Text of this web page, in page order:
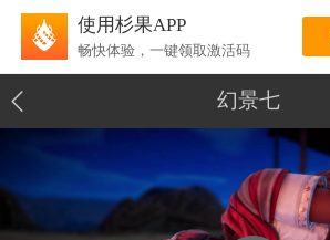
使用杉果APP
畅快体验，一键领取激活码
幻景七